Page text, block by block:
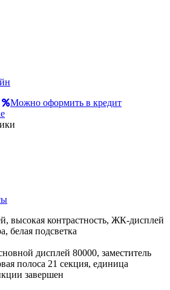
Можно оформить в кредит
высокая контрастность, ЖК-дисплей
белая подсветка
дисплей 80000, заместитель
полоса 21 секция, единица
завершен